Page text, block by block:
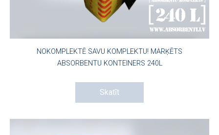
NOKOMPLEKTĒ SAVU KOMPLEKTU! MARĶĒTS
ABSORBENTU KONTEINERS 240L
Skatīt